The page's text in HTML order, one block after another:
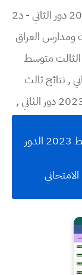
نتائج كل محافظات عراق للثالث متوسط 2023 دور الثاني - د2
ومدارس العراق
الثالث متوسط
2022 الدور الثاني , نتائج ثالث
نتائج كل المحافظات لصفوف الثالث متوسط 2023 الدور